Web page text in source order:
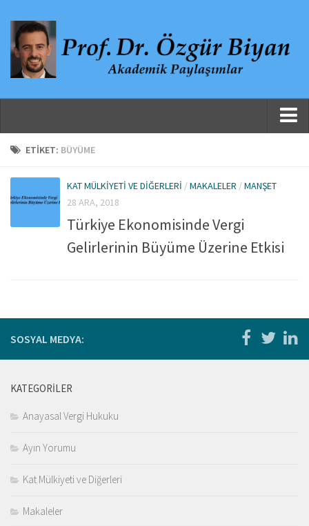
Ana Sayfa
Özgeçmiş
Yayınlanmış Çalışmalar
Danışmanlıklar, Jüri Üyelikleri ve Atıflar
Öğrenci
For Englısh
Yasal Uyarı
İletişim
ETIKET: BÜYÜME
KAT MÜLKIYETI VE DIĞERLERI /MAKALELER /MANŞET
28 ARA, 2018
Türkiye Ekonomisinde Vergi
Gelirlerinin Büyüme Üzerine Etkisi
SOSYAL MEDYA:
KATEGORILER
Anayasal Vergi Hukuku
Ayın Yorumu
Kat Mülkiyeti ve Diğerleri
Makaleler